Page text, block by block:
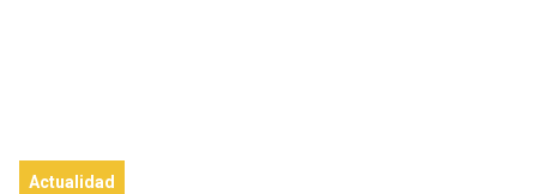
Actualidad